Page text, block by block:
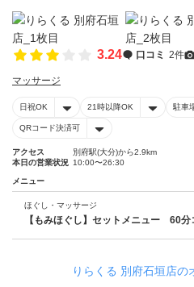
3.24 口コミ 2件
マッサージ
日祝OK 21時以降OK 駐車
QRコード決済可
アクセス
別府駅(大分)から2.9km
本日の営業状況 10:00〜26:30
メニュー
ほぐし・マッサージ
【もみほぐし】セットメニュー 60分
りらくる 別府石垣店の